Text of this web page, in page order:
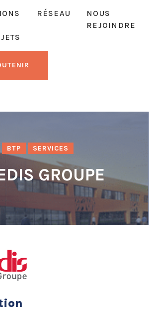
RÉSEAU
NOUS
REJOINDRE
BTP SERVICES
GROUPE